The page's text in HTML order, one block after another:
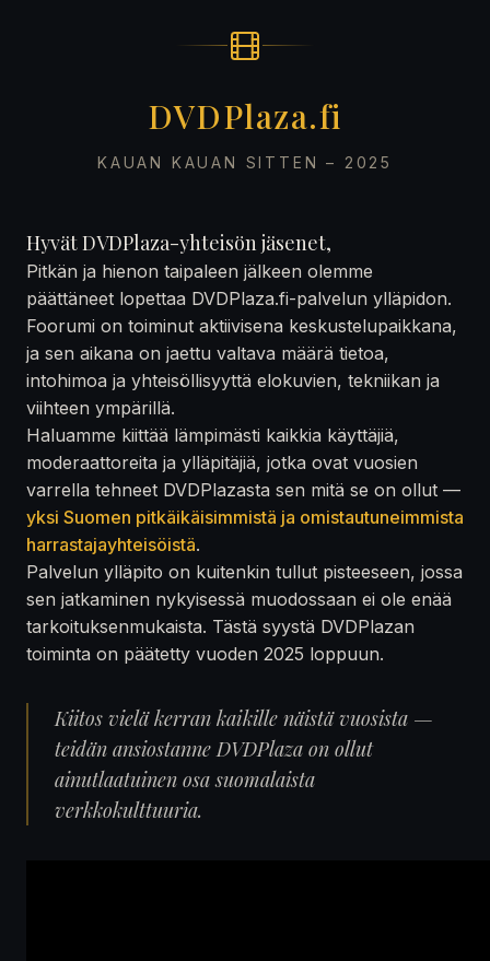
DVDPlaza.fi
KAUAN KAUAN SITTEN – 2025
Hyvät DVDPlaza-yhteisön jäsenet,
Pitkän ja hienon taipaleen jälkeen olemme
päättäneet lopettaa DVDPlaza.fi-palvelun ylläpidon.
Foorumi on toiminut aktiivisena keskustelupaikkana,
ja sen aikana on jaettu valtava määrä tietoa,
intohimoa ja yhteisöllisyyttä elokuvien, tekniikan ja
viihteen ympärillä.
Haluamme kiittää lämpimästi kaikkia käyttäjiä,
moderaattoreita ja ylläpitäjiä, jotka ovat vuosien
varrella tehneet DVDPlazasta sen mitä se on ollut —
yksi Suomen pitkäikäisimmistä ja omistautuneimmista
harrastajayhteisöistä.
Palvelun ylläpito on kuitenkin tullut pisteeseen, jossa
sen jatkaminen nykyisessä muodossaan ei ole enää
tarkoituksenmukaista. Tästä syystä DVDPlazan
toiminta on päätetty vuoden 2025 loppuun.
Kiitos vielä kerran kaikille näistä vuosista —
teidän ansiostanne DVDPlaza on ollut
ainutlaatuinen osa suomalaista
verkkokulttuuria.